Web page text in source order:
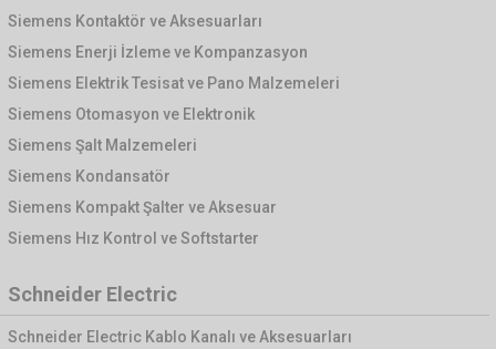
Siemens Kontaktör ve Aksesuarları
Siemens Enerji İzleme ve Kompanzasyon
Siemens Elektrik Tesisat ve Pano Malzemeleri
Siemens Otomasyon ve Elektronik
Siemens Şalt Malzemeleri
Siemens Kondansatör
Siemens Kompakt Şalter ve Aksesuar
Siemens Hız Kontrol ve Softstarter
Schneider Electric
Schneider Electric Kablo Kanalı ve Aksesuarları